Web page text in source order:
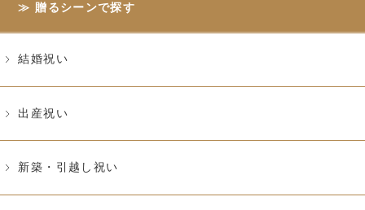
贈るシーンで探す
結婚祝い
出産祝い
新築・引越し祝い